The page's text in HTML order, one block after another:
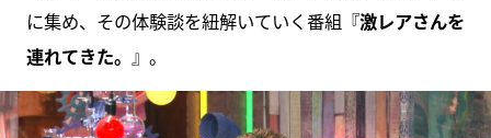
に集め、その体験談を紐解いていく番組『激レアさんを
連れてきた。 』。